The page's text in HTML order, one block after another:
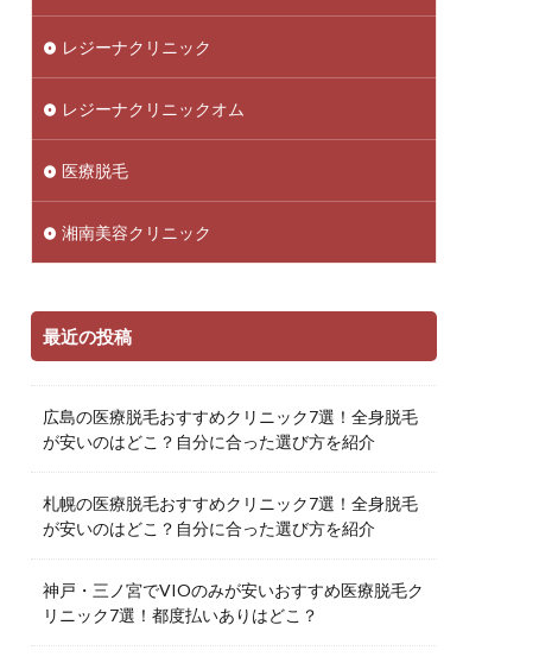
レジーナクリニック
レジーナクリニックオム
医療脱毛
湘南美容クリニック
最近の投稿
広島の医療脱毛おすすめクリニック7選！全身脱毛
が安いのはどこ？自分に合った選び方を紹介
札幌の医療脱毛おすすめクリニック7選！全身脱毛
が安いのはどこ？自分に合った選び方を紹介
神戸・三ノ宮でVIOのみが安いおすすめ医療脱毛ク
リニック7選！都度払いありはどこ？